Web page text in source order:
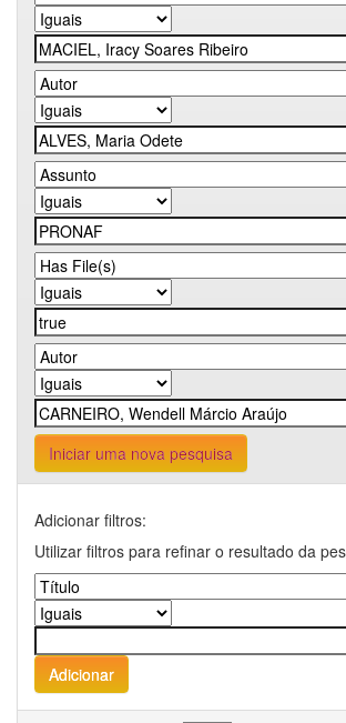
Iniciar uma nova pesquisa
Adicionar filtros:
Utilizar filtros para refinar o resultado da